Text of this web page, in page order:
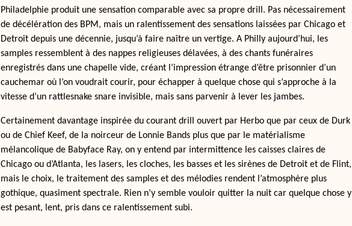
Philadelphie produit une sensation comparable avec sa propre drill. Pas nécessairement
de décélération des BPM, mais un ralentissement des sensations laissées par Chicago et
Detroit depuis une décennie, jusqu’à faire naître un vertige. A Philly aujourd’hui, les
samples ressemblent à des nappes religieuses délavées, à des chants funéraires
enregistrés dans une chapelle vide, créant l’impression étrange d’être prisonnier d’un
cauchemar où l’on voudrait courir, pour échapper à quelque chose qui s’approche à la
vitesse d’un rattlesnake snare invisible, mais sans parvenir à lever les jambes.
Certainement davantage inspirée du courant drill ouvert par Herbo que par ceux de Durk
ou de Chief Keef, de la noirceur de Lonnie Bands plus que par le matérialisme
mélancolique de Babyface Ray, on y entend par intermittence les caisses claires de
Chicago ou d’Atlanta, les lasers, les cloches, les basses et les sirènes de Detroit et de Flint,
mais le choix, le traitement des samples et des mélodies rendent l’atmosphère plus
gothique, quasiment spectrale. Rien n’y semble vouloir quitter la nuit car quelque chose y
est pesant, lent, pris dans ce ralentissement subi.